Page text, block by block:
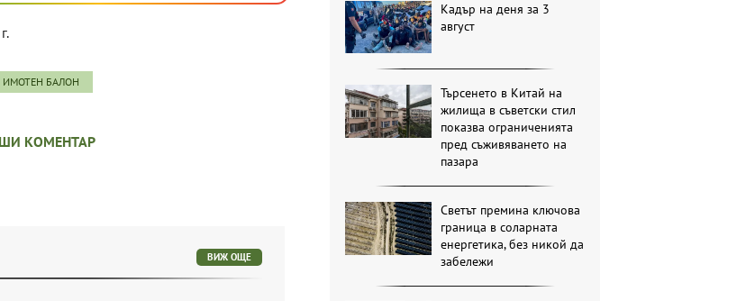
ИМОТЕН БАЛОН
КОМЕНТАР
Кадър на деня за 3
август
Търсенето в Китай на
жилища в съветски стил
показва ограниченията
пред съживяването на
пазара
Светът премина ключова
граница в соларната
енергетика, без никой да
забележи
ВИЖ ОЩЕ